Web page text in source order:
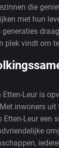
die
met hun
plek vindt om
Leur is
inwoners
Leur een